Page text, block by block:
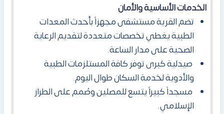
الخدمات الأساسية والأمان
تضم القرية مستشفى مجهزاً بأحدث المعدات
الطبية يغطي تخصصات متعددة لتقديم الرعاية
الصحية على مدار الساعة.
صيدلية كبرى توفر كافة المستلزمات الطبية
والأدوية لخدمة السكان طوال اليوم.
مسجداً كبيراً يتسع للمصلين وصُمم على الطراز
الإسلامي.